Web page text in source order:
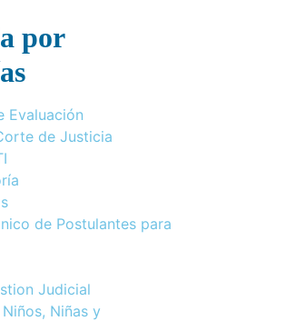
por
Evaluación
de Justicia
de Postulantes para
Judicial
Niñas y